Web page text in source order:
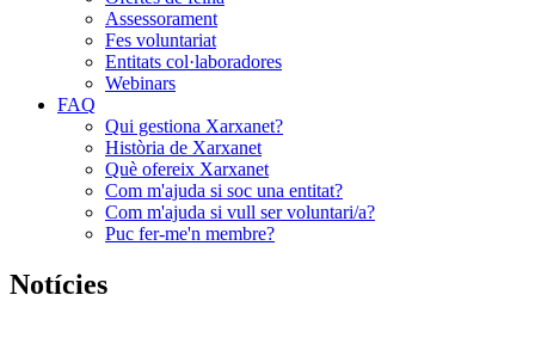
Assessorament
Fes voluntariat
Entitats col·laboradores
Webinars
FAQ
Qui gestiona Xarxanet?
Història de Xarxanet
Què ofereix Xarxanet
Com m'ajuda si soc una entitat?
Com m'ajuda si vull ser voluntari/a?
Puc fer-me'n membre?
Notícies